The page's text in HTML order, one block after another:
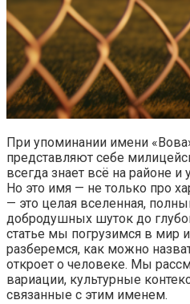
При упоминании имени
представляют себе
всегда знает всё на районе
Но это имя — не только про
— это целая вселенная,
добродушных шуток до
статье мы погрузимся в мир
разберемся, как можно
откроет о человеке. Мы
вариации, культурные
связанные с этим именем.